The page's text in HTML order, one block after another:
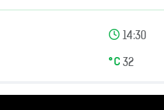
14:30
32